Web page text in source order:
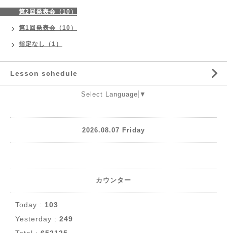
第2回発表会（10）
第1回発表会（10）
指定なし（1）
Lesson schedule
Select Language ▼
2026.08.07 Friday
カウンター
Today : 103
Yesterday : 249